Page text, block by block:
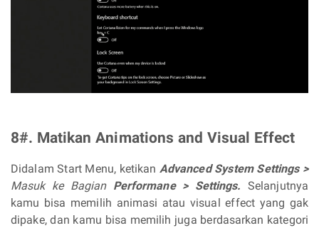
8#. Matikan Animations and Visual Effect
Didalam Start Menu, ketikan Advanced System Settings >
Masuk ke BagianPerformane > Settings. Selanjutnya
kamu bisa memilih animasi atau visual effect yang gak
dipake, dan kamu bisa memilih juga berdasarkan kategori